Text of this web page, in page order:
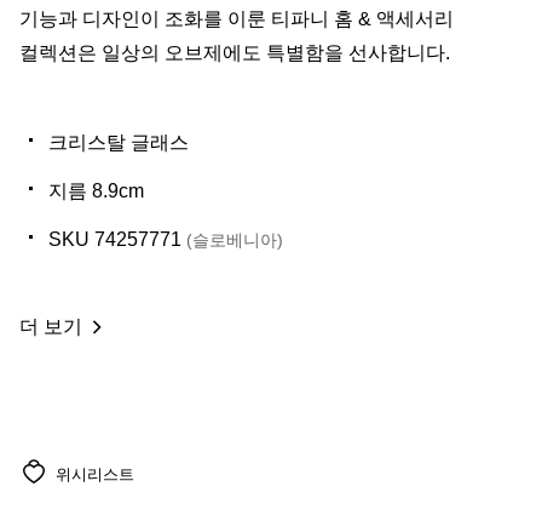
기능과 디자인이 조화를 이룬 티파니 홈 & 액세서리
컬렉션은 일상의 오브제에도 특별함을 선사합니다.
크리스탈 글래스
지름 8.9cm
SKU 74257771 (슬로베니아)
더 보기
위시리스트